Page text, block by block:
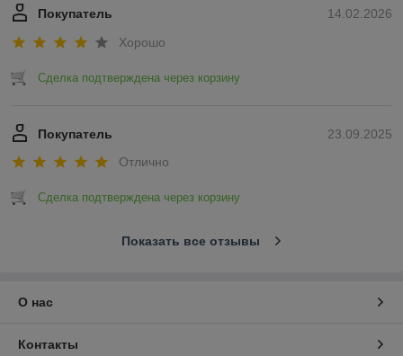
14.02.2026
Покупатель
Хорошо
Сделка подтверждена через корзину
23.09.2025
Покупатель
Отлично
Сделка подтверждена через корзину
Показать все отзывы
О нас
Контакты